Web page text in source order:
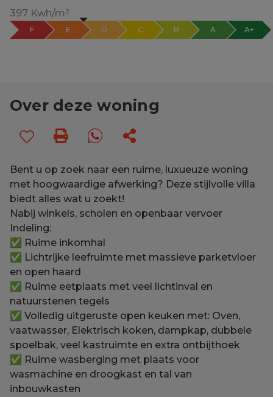
397 Kwh/m²
F E D C B A A+
Over deze woning
Bent u op zoek naar een ruime, luxueuze woning
met hoogwaardige afwerking? Deze stijlvolle villa
biedt alles wat u zoekt!
Nabij winkels, scholen en openbaar vervoer
Indeling:
✅ Ruime inkomhal
✅ Lichtrijke leefruimte met massieve parketvloer
en open haard
✅ Ruime eetplaats met veel lichtinval en
natuurstenen tegels
✅ Volledig uitgeruste open keuken met: Oven,
vaatwasser, Elektrisch koken, dampkap, dubbele
spoelbak, veel kastruimte en extra ontbijthoek
✅ Ruime wasberging met plaats voor
wasmachine en droogkast en tal van
inbouwkasten